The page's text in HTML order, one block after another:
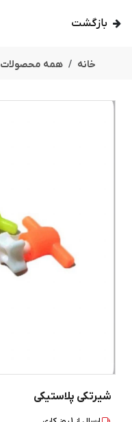
بازگشت
خانه همه محصولات
شیرتکی پلاستیکی